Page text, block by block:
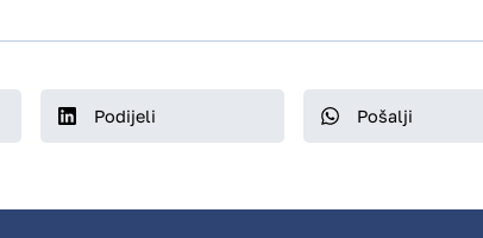
Podijeli Pošalji